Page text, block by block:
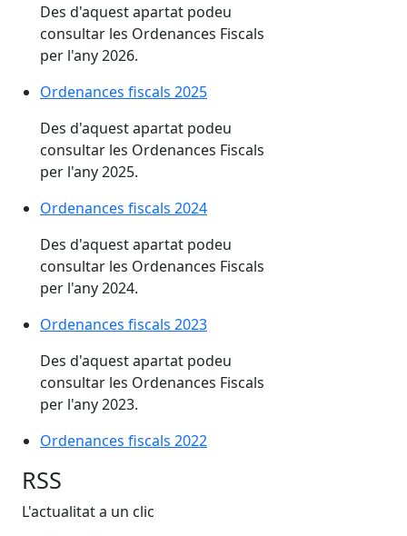
Des d'aquest apartat podeu
consultar les Ordenances Fiscals
per l'any 2026.
Ordenances fiscals 2025
Des d'aquest apartat podeu
consultar les Ordenances Fiscals
per l'any 2025.
Ordenances fiscals 2024
Des d'aquest apartat podeu
consultar les Ordenances Fiscals
per l'any 2024.
Ordenances fiscals 2023
Des d'aquest apartat podeu
consultar les Ordenances Fiscals
per l'any 2023.
Ordenances fiscals 2022
RSS
L'actualitat a un clic